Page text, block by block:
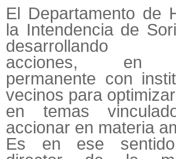
El Departamento de
la Intendencia de
desarrollando
acciones, en
permanente con
vecinos para
en temas
accionar en materia
Es en ese